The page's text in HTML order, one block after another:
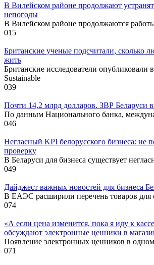
В Вилейском районе продолжают
непогоды
В Вилейском районе продолжаются
015
Британские ученые подсчитали, сколько
жить
Британские исследователи опубликовали
Sustainable
039
Почти 14,2 млрд долларов. ЗВР Беларуси
По данным Национального банка,
046
Негласный KPI белорусского бизнеса: не
проверку
В Беларуси для бизнеса существует
049
Дайджест важных новостей для бизнеса
В ЕАЭС расширили перечень товаров для
074
«А если цена изменится, пока я иду к
обсуждают электронные ценники в
Появление электронных ценников в
071